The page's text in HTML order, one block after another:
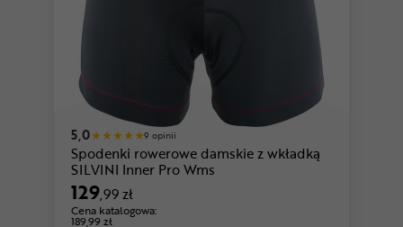
5,0 9 opinii
Spodenki rowerowe damskie z wkładką
SILVINI Inner Pro Wms
129,99 zł
Cena katalogowa:
189,99 zł